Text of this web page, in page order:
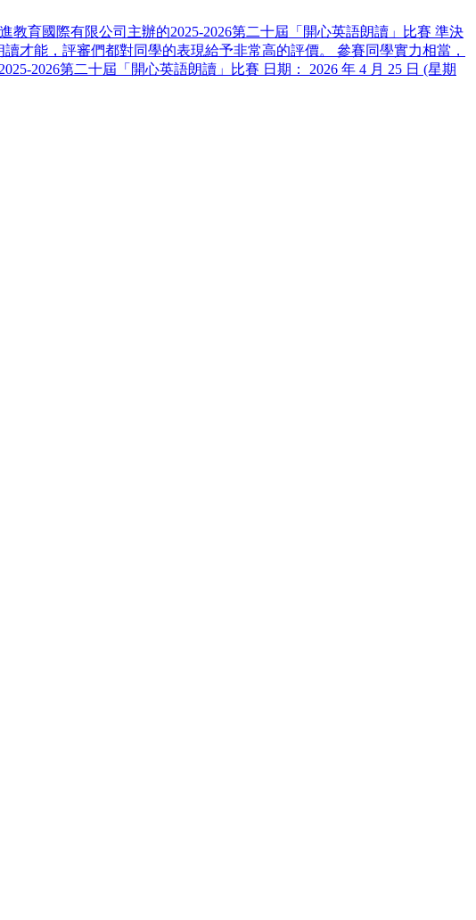
育國際有限公司主辦的2025-2026第二十屆「開心英語朗讀」比賽 準決
才能，評審們都對同學的表現給予非常高的評價。 參賽同學實力相當，
2026第二十屆「開心英語朗讀」比賽 日期： 2026 年 4 月 25 日 (星期